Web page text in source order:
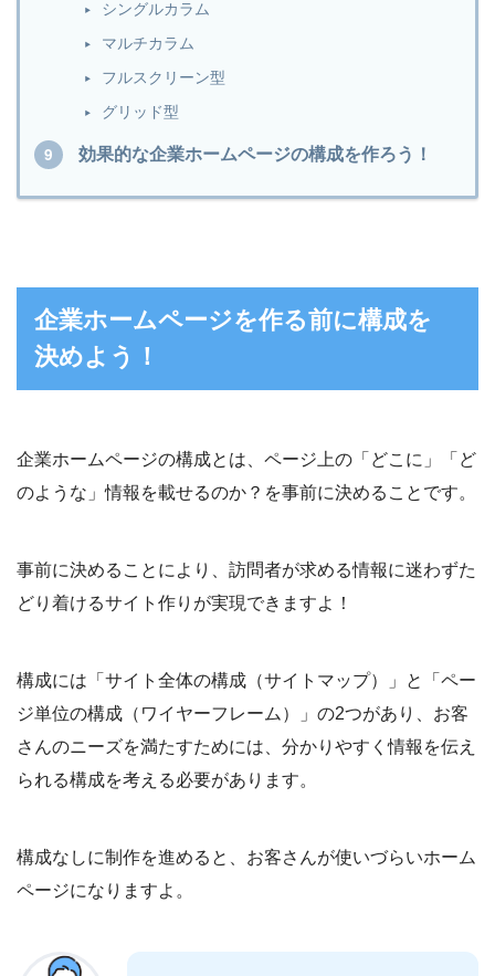
シングルカラム
マルチカラム
フルスクリーン型
グリッド型
効果的な企業ホームページの構成を作ろう！
企業ホームページを作る前に構成を
決めよう！
企業ホームページの構成とは、ページ上の「どこに」「ど
のような」情報を載せるのか？を事前に決めることです。
事前に決めることにより、訪問者が求める情報に迷わずた
どり着けるサイト作りが実現できますよ！
構成には「サイト全体の構成（サイトマップ）」と「ペー
ジ単位の構成（ワイヤーフレーム）」の2つがあり、お客
さんのニーズを満たすためには、分かりやすく情報を伝え
られる構成を考える必要があります。
構成なしに制作を進めると、お客さんが使いづらいホーム
ページになりますよ。